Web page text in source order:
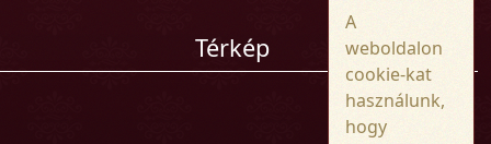
Térkép
A
weboldalon
cookie-kat
használunk,
hogy